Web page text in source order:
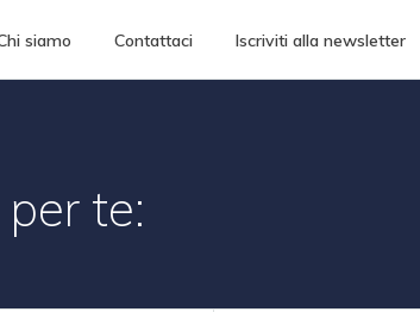
siamo Contattaci Iscriviti alla newsletter
te: